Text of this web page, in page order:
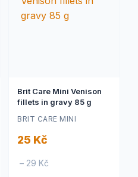
Brit Care Mini Venison
fillets in gravy 85 g
BRIT CARE MINI
25 Kč
– 29 Kč